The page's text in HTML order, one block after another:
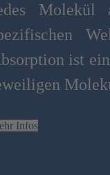
Molekül
ist
Infos